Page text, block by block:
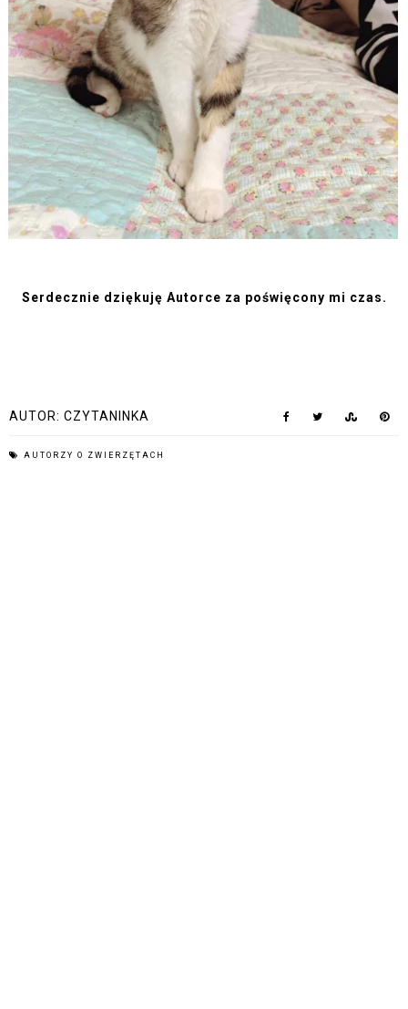
Serdecznie dziękuję Autorce za poświęcony mi czas.
AUTOR: CZYTANINKA
AUTORZY O ZWIERZĘTACH